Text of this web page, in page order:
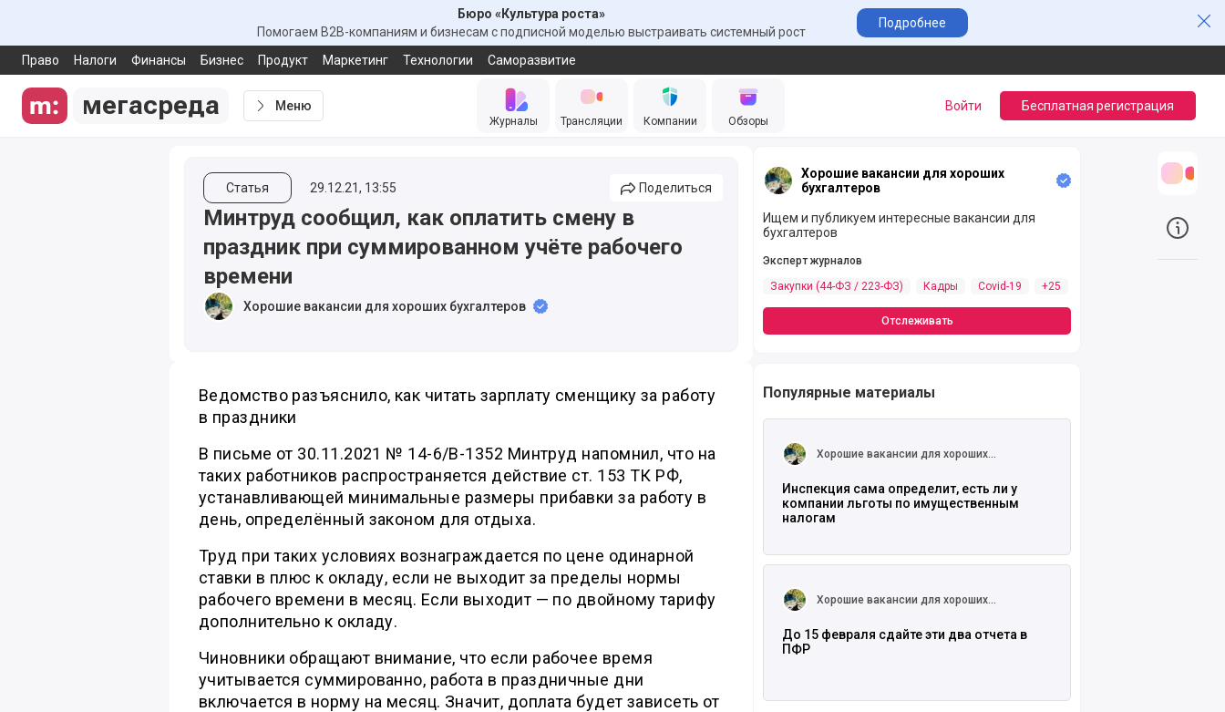
Бюро «Культура роста»
Помогаем B2B-компаниям и бизнесам с подписной моделью выстраивать системный рост
Подробнее
Право Налоги Финансы Бизнес Продукт Маркетинг Технологии Саморазвитие
мегасреда Меню
Журналы Трансляции Компании Обзоры
Войти Бесплатная регистрация
Статья 29.12.21, 13:55 Поделиться
Минтруд сообщил, как оплатить смену в
праздник при суммированном учёте рабочего
времени
Хорошие вакансии для хороших бухгалтеров
Ведомство разъяснило, как читать зарплату сменщику за работу
в праздники
В письме от 30.11.2021 № 14-6/В-1352 Минтруд напомнил, что на
таких работников распространяется действие ст. 153 ТК РФ,
устанавливающей минимальные размеры прибавки за работу в
день, определённый законом для отдыха.
Труд при таких условиях вознаграждается по цене одинарной
ставки в плюс к окладу, если не выходит за пределы нормы
рабочего времени в месяц. Если выходит — по двойному тарифу
дополнительно к окладу.
Чиновники обращают внимание, что если рабочее время
учитывается суммированно, работа в праздничные дни
включается в норму на месяц. Значит, доплата будет зависеть от
Хорошие вакансии для хороших
бухгалтеров
Ищем и публикуем интересные вакансии для
бухгалтеров
Эксперт журналов
Закупки (44-ФЗ / 223-ФЗ)
Кадры Covid-19 +25
Отслеживать
Популярные материалы
Хорошие вакансии для хороших
Инспекция сама определит, есть ли у
компании льготы по имущественным
налогам
Хорошие вакансии для хороших
До 15 февраля сдайте эти два отчета в
ПФР
О